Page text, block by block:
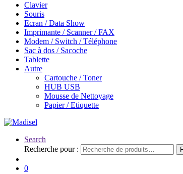
Clavier
Souris
Ecran / Data Show
Imprimante / Scanner / FAX
Modem / Switch / Téléphone
Sac à dos / Sacoche
Tablette
Autre
Cartouche / Toner
HUB USB
Mousse de Nettoyage
Papier / Etiquette
Search
Recherche pour :
0